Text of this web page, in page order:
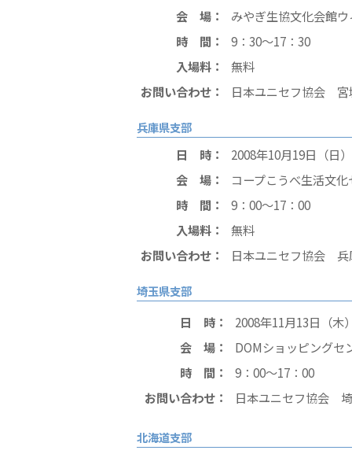
会 場：
みやぎ生協文化会館
時 間：
9：30〜17：30
入場料：
無料
お問い合わせ：
日本ユニセフ協会 宮
兵庫県支部
日 時：
2008年10月19日（日
会 場：
コープこうべ生活文
時 間：
9：00〜17：00
入場料：
無料
お問い合わせ：
日本ユニセフ協会 兵
埼玉県支部
日 時：
2008年11月13日（木
会 場：
DOMショッピングセ
時 間：
9：00〜17：00
お問い合わせ：
日本ユニセフ協会
北海道支部